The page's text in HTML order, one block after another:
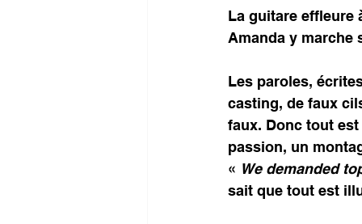
La guitare effleure
Amanda y marche
Les paroles,
casting, de faux
faux. Donc tout
passion, un
« We demanded
sait que tout est